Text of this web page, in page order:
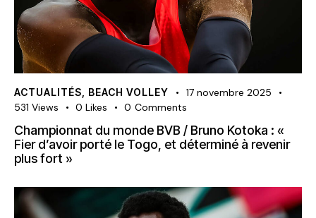
ACTUALITÉS BEACH VOLLEY
17 novembre 2025
531 Views 0 Likes 0 Comments
Championnat du monde BVB / Bruno Kotoka : «
Fier d’avoir porté le Togo, et déterminé à revenir
plus fort »